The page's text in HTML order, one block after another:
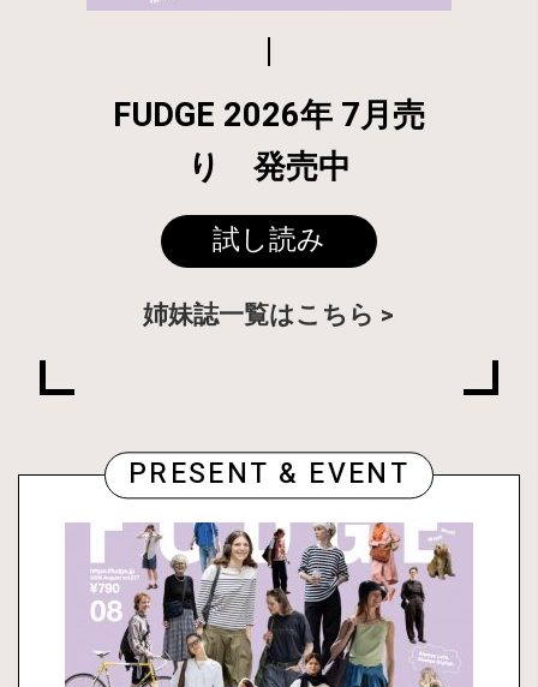
FUDGE 2026年 7月売
り 発売中
試し読み
姉妹誌一覧はこちら
PRESENT & EVENT